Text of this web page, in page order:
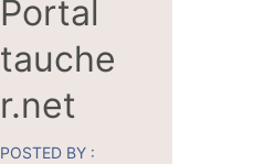
Portal
tauche
r.net
POSTED BY :